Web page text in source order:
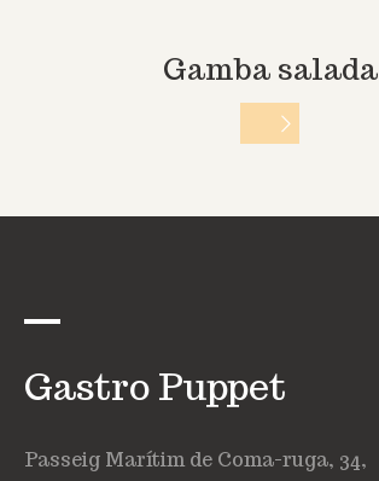
Gamba salada
Gastro Puppet
Passeig Marítim de Coma-ruga, 34,